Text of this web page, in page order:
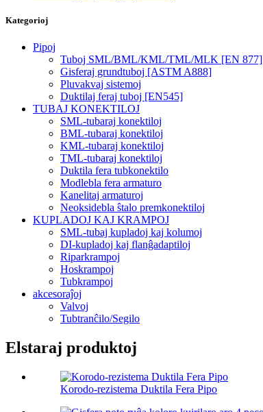
Kategorioj
Pipoj
Tuboj SML/BML/KML/TML/MLK [EN 877]
Gisferaj grundtuboj [ASTM A888]
Pluvakvaj sistemoj
Duktilaj feraj tuboj [EN545]
TUBAJ KONEKTILOJ
SML-tubaraj konektiloj
BML-tubaraj konektiloj
KML-tubaraj konektiloj
TML-tubaraj konektiloj
Duktila fera tubkonektilo
Modlebla fera armaturo
Kanelitaj armaturoj
Neoksidebla ŝtalo premkonektiloj
KUPLADOJ KAJ KRAMPOJ
SML-tubaj kupladoj kaj kolumoj
DI-kupladoj kaj flanĝadaptiloj
Riparkrampoj
Hoskrampoj
Tubkrampoj
akcesoraĵoj
Valvoj
Tubtranĉilo/Segilo
Elstaraj produktoj
Korodo-rezistema Duktila Fera Pipo